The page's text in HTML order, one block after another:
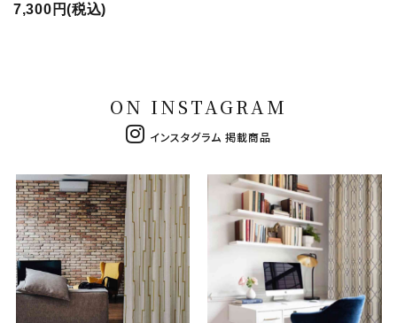
7,300円(税込)
ON INSTAGRAM
インスタグラム 掲載商品